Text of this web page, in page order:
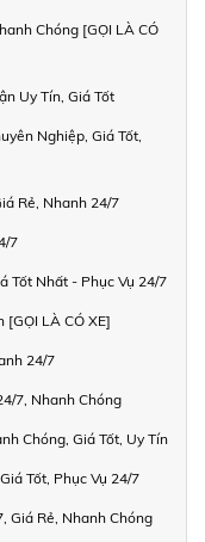
Chóng [GỌI LÀ CÓ
Uy Tín, Giá Tốt
Nghiệp, Giá Tốt,
Rẻ, Nhanh 24/7
7
Tốt Nhất - Phục Vụ 24/7
[GỌI LÀ CÓ XE]
24/7
7, Nhanh Chóng
Chóng, Giá Tốt, Uy Tín
Tốt, Phục Vụ 24/7
Giá Rẻ, Nhanh Chóng